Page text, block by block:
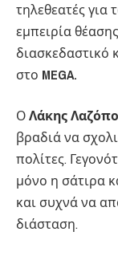
τηλεθεατές για
εμπειρία
διασκεδαστικό
στο MEGA.
ΟΛάκης
βραδιά να
πολίτες.
μόνο η σάτιρα
και συχνά να
διάσταση.